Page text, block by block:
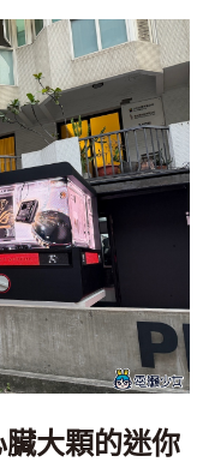
大顆的迷你